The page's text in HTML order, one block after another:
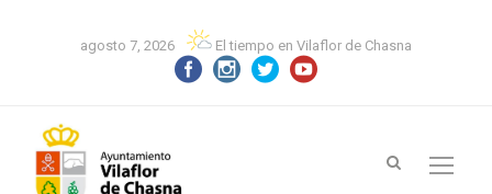
agosto 7, 2026 El tiempo en Vilaflor de Chasna